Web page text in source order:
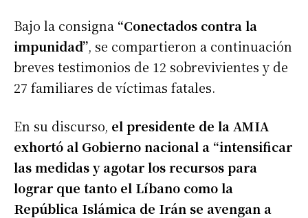
Bajo la consigna “Conectados contra la
impunidad”, se compartieron a continuación
breves testimonios de 12 sobrevivientes y de
27 familiares de víctimas fatales.
En su discurso, el presidente de la AMIA
exhortó al Gobierno nacional a “intensificar
las medidas y agotar los recursos para
lograr que tanto el Líbano como la
República Islámica de Irán se avengan a